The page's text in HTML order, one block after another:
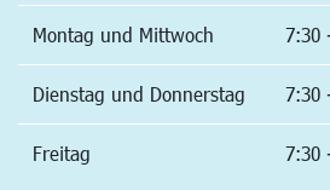
Montag und Mittwoch 7:30
Dienstag und Donnerstag 7:30
Freitag 7:30